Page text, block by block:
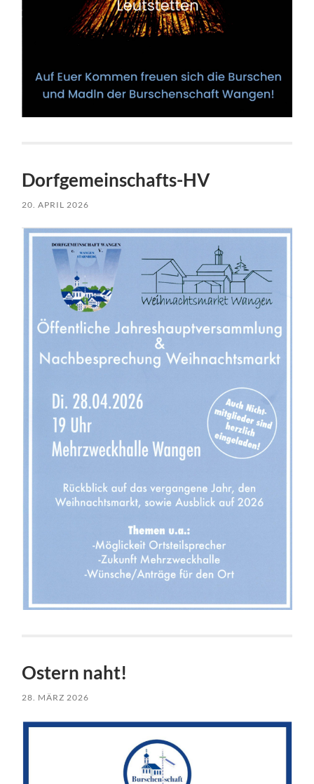
Dorfgemeinschafts-HV
20. APRIL 2026
Ostern naht!
28. MÄRZ 2026